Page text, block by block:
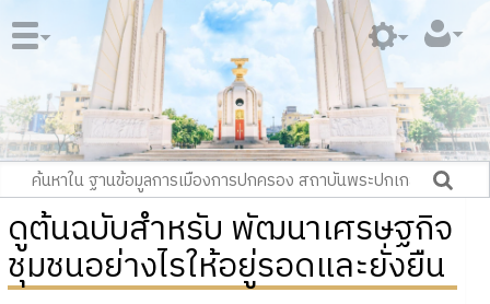
ดูต้นฉบับสำหรับ พัฒนาเศรษฐกิจ
ชุมชนอย่างไรให้อยู่รอดและยั่งยืน